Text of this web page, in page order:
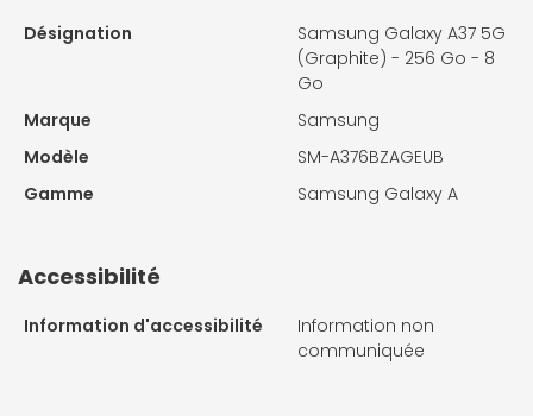
Désignation
Samsung Galaxy A37 5G
(Graphite) - 256 Go - 8
Go
Marque
Samsung
Modèle
SM-A376BZAGEUB
Gamme
Samsung Galaxy A
Accessibilité
Information d'accessibilité
Information non
communiquée